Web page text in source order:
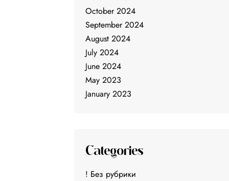
October 2024
September 2024
August 2024
July 2024
June 2024
May 2023
January 2023
Categories
! Без рубрики